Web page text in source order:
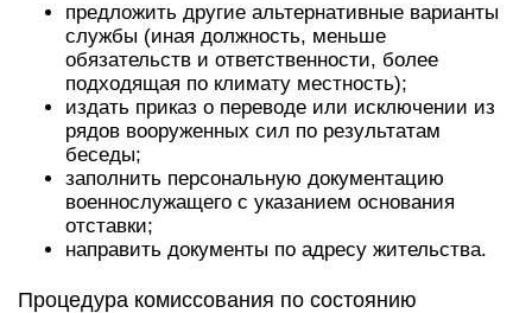
предложить другие альтернативные варианты
службы (иная должность, меньше
обязательств и ответственности, более
подходящая по климату местность);
издать приказ о переводе или исключении из
рядов вооруженных сил по результатам
беседы;
заполнить персональную документацию
военнослужащего с указанием основания
отставки;
направить документы по адресу жительства.
Процедура комиссования по состоянию